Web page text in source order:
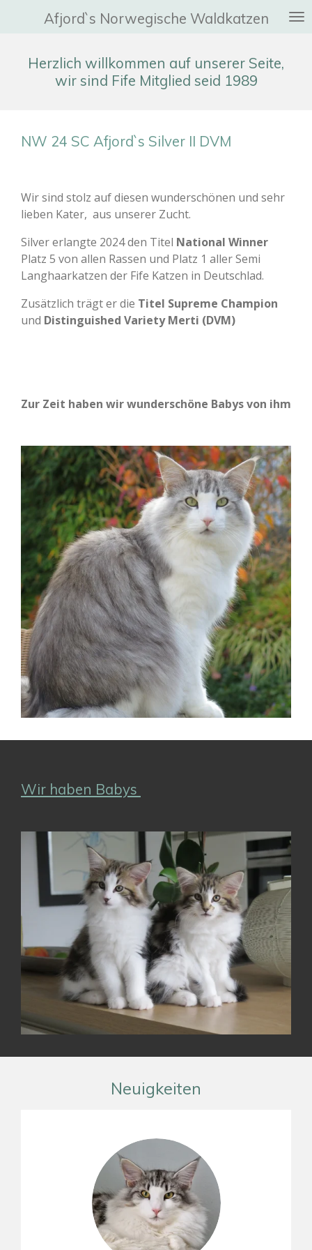
Hauptinhalt
Afjord`s Norwegische Waldkatzen
Herzlich willkommen auf unserer Seite,
wir sind Fife Mitglied seid 1989
NW 24 SC Afjord`s Silver II DVM
Wir sind stolz auf diesen wunderschönen und sehr
lieben Kater, aus unserer Zucht.
Silver erlangte 2024 den Titel National Winner
Platz 5 von allen Rassen und Platz 1 aller Semi
Langhaarkatzen der Fife Katzen in Deutschlad.
Zusätzlich trägt er die Titel Supreme Champion
und Distinguished Variety Merti (DVM)
Zur Zeit haben wir wunderschöne Babys von ihm
Wir haben Babys
Neuigkeiten